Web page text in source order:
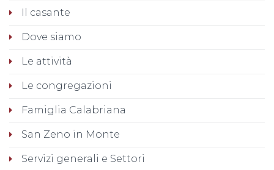
Il casante
Dove siamo
Le attività
Le congregazioni
Famiglia Calabriana
San Zeno in Monte
Servizi generali e Settori